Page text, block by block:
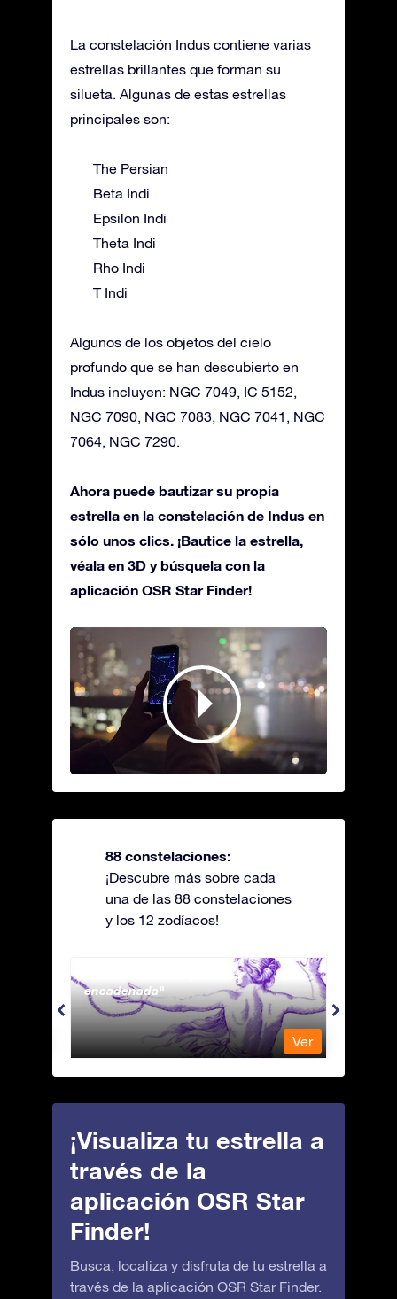
La constelación Indus contiene varias
estrellas brillantes que forman su
silueta. Algunas de estas estrellas
principales son:
The Persian
Beta Indi
Epsilon Indi
Theta Indi
Rho Indi
T Indi
Algunos de los objetos del cielo
profundo que se han descubierto en
Indus incluyen: NGC 7049, IC 5152,
NGC 7090, NGC 7083, NGC 7041, NGC
7064, NGC 7290.
Ahora puede bautizar su propia
estrella en la constelación de Indus en
sólo unos clics. ¡Bautice la estrella,
véala en 3D y búsquela con la
aplicación OSR Star Finder!
88 constelaciones:
¡Descubre más sobre cada
una de las 88 constelaciones
y los 12 zodíacos!
Andromeda - La princesa
encadenada
Ver
¡Visualiza tu estrella a
través de la
aplicación OSR Star
Finder!
Busca, localiza y disfruta de tu estrella a
través de la aplicación OSR Star Finder.